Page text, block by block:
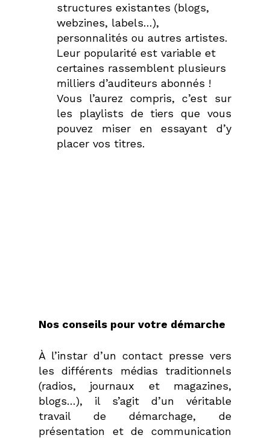
structures existantes (blogs,
webzines, labels…),
personnalités ou autres artistes.
Leur popularité est variable et
certaines rassemblent plusieurs
milliers d’auditeurs abonnés !
Vous l’aurez compris, c’est sur
les playlists de tiers que vous
pouvez miser en essayant d’y
placer vos titres.
Nos conseils pour votre démarche
À l’instar d’un contact presse vers
les différents médias traditionnels
(radios, journaux et magazines,
blogs…), il s’agit d’un véritable
travail de démarchage, de
présentation et de communication